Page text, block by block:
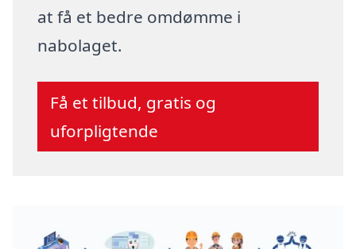
at få et bedre omdømme i
nabolaget.
Få et tilbud, gratis og
uforpligtende